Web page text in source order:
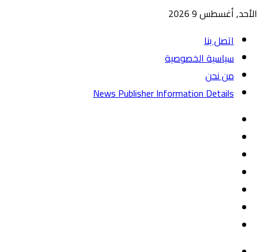
الأحد, أغسطس 9 2026
اتصل بنا
سياسية الخصوصية
من نحن
News Publisher Information Details